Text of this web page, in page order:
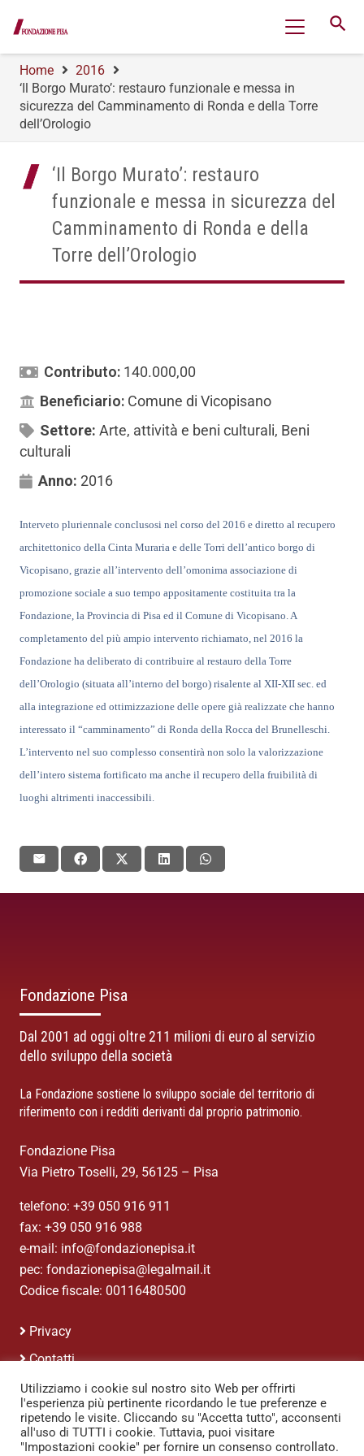
search
Home
2016
‘Il Borgo Murato’: restauro funzionale e messa in
sicurezza del Camminamento di Ronda e della Torre
dell’Orologio
‘Il Borgo Murato’: restauro
funzionale e messa in sicurezza del
Camminamento di Ronda e della
Torre dell’Orologio
Contributo: 140.000,00
Beneficiario: Comune di Vicopisano
Settore: Arte, attività e beni culturali, Beni
culturali
Anno: 2016
Interveto pluriennale conclusosi nel corso del 2016 e diretto al recupero
architettonico della Cinta Muraria e delle Torri dell’antico borgo di
Vicopisano, grazie all’intervento dell’omonima associazione di
promozione sociale a suo tempo appositamente costituita tra la
Fondazione, la Provincia di Pisa ed il Comune di Vicopisano. A
completamento del più ampio intervento richiamato, nel 2016 la
Fondazione ha deliberato di contribuire al restauro della Torre
dell’Orologio (situata all’interno del borgo) risalente al XII-XII sec. ed
alla integrazione ed ottimizzazione delle opere già realizzate che hanno
interessato il “camminamento” di Ronda della Rocca del Brunelleschi.
L’intervento nel suo complesso consentirà non solo la valorizzazione
dell’intero sistema fortificato ma anche il recupero della fruibilità di
luoghi altrimenti inaccessibili.
Fondazione Pisa
Dal 2001 ad oggi oltre 211 milioni di euro al servizio
dello sviluppo della società
La Fondazione sostiene lo sviluppo sociale del territorio di
riferimento con i redditi derivanti dal proprio patrimonio.
Fondazione Pisa
Via Pietro Toselli, 29, 56125 – Pisa
telefono: +39 050 916 911
fax: +39 050 916 988
e-mail: info@fondazionepisa.it
pec: fondazionepisa@legalmail.it
Codice fiscale: 00116480500
Privacy
Contatti
Credits
Utilizziamo i cookie sul nostro sito Web per offrirti
l'esperienza più pertinente ricordando le tue preferenze e
ripetendo le visite. Cliccando su "Accetta tutto", acconsenti
all'uso di TUTTI i cookie. Tuttavia, puoi visitare
"Impostazioni cookie" per fornire un consenso controllato.